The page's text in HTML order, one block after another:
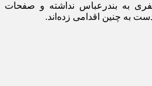
به بندرعباس نداشته و صفحات
به چنین اقدامی زده‌اند.